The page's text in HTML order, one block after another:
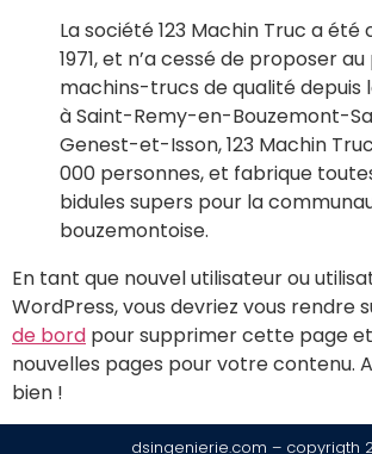
La société 123 Machin Truc a été
1971, et n’a cessé de proposer
machins-trucs de qualité depuis
à Saint-Remy-en-Bouzemont-
Genest-et-Isson, 123 Machin
000 personnes, et fabrique
bidules supers pour la
bouzemontoise.
En tant que nouvel utilisateur ou
WordPress, vous devriez vous rendre
de bord pour supprimer cette page
nouvelles pages pour votre contenu.
bien !
dsingenierie.com – copyrigth